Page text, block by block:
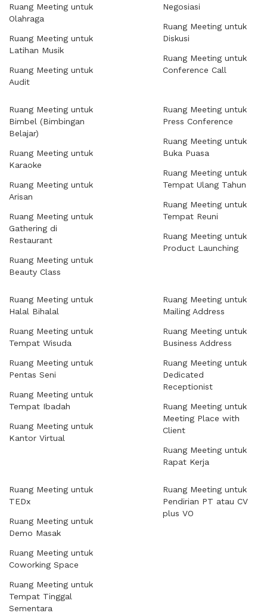
Ruang Meeting untuk
Olahraga
Ruang Meeting untuk
Latihan Musik
Ruang Meeting untuk
Audit
Negosiasi
Ruang Meeting untuk
Diskusi
Ruang Meeting untuk
Conference Call
Ruang Meeting untuk
Bimbel (Bimbingan
Belajar)
Ruang Meeting untuk
Karaoke
Ruang Meeting untuk
Arisan
Ruang Meeting untuk
Gathering di
Restaurant
Ruang Meeting untuk
Beauty Class
Ruang Meeting untuk
Press Conference
Ruang Meeting untuk
Buka Puasa
Ruang Meeting untuk
Tempat Ulang Tahun
Ruang Meeting untuk
Tempat Reuni
Ruang Meeting untuk
Product Launching
Ruang Meeting untuk
Halal Bihalal
Ruang Meeting untuk
Tempat Wisuda
Ruang Meeting untuk
Pentas Seni
Ruang Meeting untuk
Tempat Ibadah
Ruang Meeting untuk
Kantor Virtual
Ruang Meeting untuk
Mailing Address
Ruang Meeting untuk
Business Address
Ruang Meeting untuk
Dedicated
Receptionist
Ruang Meeting untuk
Meeting Place with
Client
Ruang Meeting untuk
Rapat Kerja
Ruang Meeting untuk
TEDx
Ruang Meeting untuk
Demo Masak
Ruang Meeting untuk
Coworking Space
Ruang Meeting untuk
Tempat Tinggal
Sementara
Ruang Meeting untuk
Pendirian PT atau CV
plus VO